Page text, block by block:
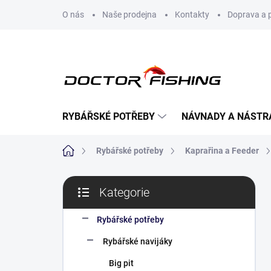
O nás Naše prodejna Kontakty Doprava a
RYBÁŘSKÉ POTŘEBY NÁVNADY A
Domů Rybářské potřeby Kaprařina a Feeder
P
s
kategorie
Kategorie
Rybářské potřeby
Rybářské navijáky
Big pit